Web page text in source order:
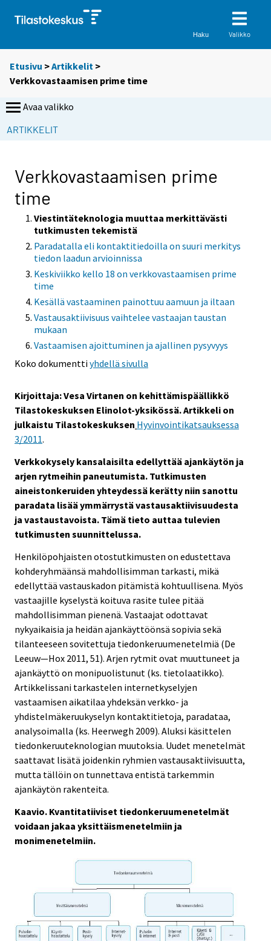
Haku Valikko
Etusivu >Artikkelit >
Verkkovastaamisen prime time
Avaa valikko
ARTIKKELIT
Verkkovastaamisen prime
time
Viestintäteknologia muuttaa merkittävästi
tutkimusten tekemistä
Paradatalla eli kontaktitiedoilla on suuri merkitys
tiedon laadun arvioinnissa
Keskiviikko kello 18 on verkkovastaamisen prime
time
Kesällä vastaaminen painottuu aamuun ja iltaan
Vastausaktiivisuus vaihtelee vastaajan taustan
mukaan
Vastaamisen ajoittuminen ja ajallinen pysyvyys
Koko dokumenttiyhdellä sivulla
Kirjoittaja: Vesa Virtanen on kehittämispäällikkö
Tilastokeskuksen Elinolot-yksikössä. Artikkeli on
julkaistu Tilastokeskuksen Hyvinvointikatsauksessa
3/2011.
Verkkokysely kansalaisilta edellyttää ajankäytön ja
arjen rytmeihin paneutumista. Tutkimusten
aineistonkeruiden yhteydessä kerätty niin sanottu
paradata lisää ymmärrystä vastausaktiivisuudesta
ja vastaustavoista. Tämä tieto auttaa tulevien
tutkimusten suunnittelussa.
Henkilöpohjaisten otostutkimusten on edustettava
kohderyhmäänsä mahdollisimman tarkasti, mikä
edellyttää vastauskadon pitämistä kohtuullisena. Myös
vastaajille kyselystä koituva rasite tulee pitää
mahdollisimman pienenä. Vastaajat odottavat
nykyaikaisia ja heidän ajankäyttöönsä sopivia sekä
tilanteeseen sovitettuja tiedonkeruumenetelmiä (De
Leeuw—Hox 2011, 51). Arjen rytmit ovat muuttuneet ja
ajankäyttö on monipuolistunut (ks. tietolaatikko).
Artikkelissani tarkastelen internetkyselyjen
vastaamisen aikatilaa yhdeksän verkko- ja
yhdistelmäkeruukyselyn kontaktitietoja, paradataa,
analysoimalla (ks. Heerwegh 2009). Aluksi käsittelen
tiedonkeruuteknologian muutoksia. Uudet menetelmät
saattavat lisätä joidenkin ryhmien vastausaktiivisuutta,
mutta tällöin on tunnettava entistä tarkemmin
ajankäytön rakenteita.
Kaavio. Kvantitatiiviset tiedonkeruumenetelmät
voidaan jakaa yksittäismenetelmiin ja
monimenetelmiin.